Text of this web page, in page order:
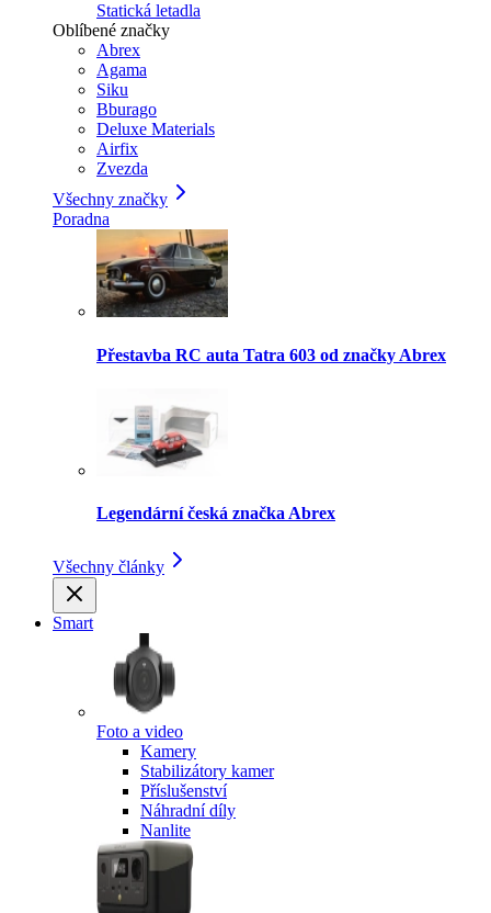
Statická letadla
Oblíbené značky
Abrex
Agama
Siku
Bburago
Deluxe Materials
Airfix
Zvezda
Všechny značky
Poradna
Přestavba RC auta Tatra 603 od značky Abrex
Legendární česká značka Abrex
Všechny články
Smart
Foto a video
Kamery
Stabilizátory kamer
Příslušenství
Náhradní díly
Nanlite